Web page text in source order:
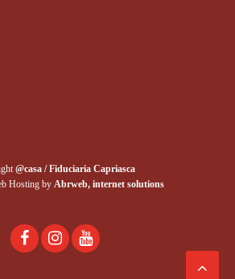
@casa / Fiduciaria Capriasca
Hosting by Abrweb, internet solutions